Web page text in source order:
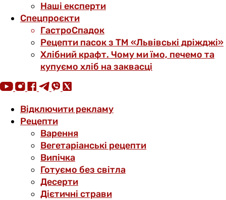
Наші експерти
Спецпроєкти
ГастроСпадок
Рецепти пасок з ТМ «Львівські дріжджі»
Хлібний крафт. Чому ми їмо, печемо та
купуємо хліб на заквасці
Відключити рекламу
Рецепти
Варення
Вегетаріанські рецепти
Випічка
Готуємо без світла
Десерти
Дієтичні страви